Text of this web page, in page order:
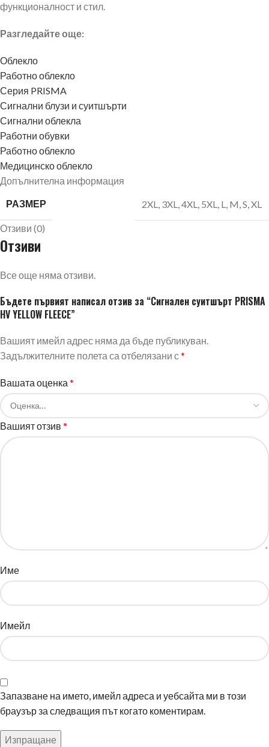
функционалност и стил.
Разгледайте още:
Облекло
Работно облекло
Серия PRISMA
Сигнални блузи и суитшърти
Сигнални облекла
Работни обувки
Работно облекло
Медицинско облекло
Допълнителна информация
РАЗМЕР
2XL, 3XL,4XL, 5XL, L, M,S,XL
Отзиви (0)
Отзиви
Все още няма отзиви.
Бъдете първият написал отзив за “Сигнален суитшърт PRISMA
HV YELLOW FLEECE”
Вашият имейл адрес няма да бъде публикуван.
Задължителните полета са отбелязани с*
Вашата оценка *
Вашият отзив *
Име
Имейл
Запазване на името, имейл адреса и уебсайта ми в този
браузър за следващия път когато коментирам.